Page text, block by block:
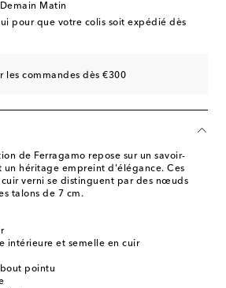
Matin
pour que votre colis soit expédié dès
les commandes dès €300
de Ferragamo repose sur un savoir-
un héritage empreint d'élégance. Ces
verni se distinguent par des nœuds
talons de 7 cm.
intérieure et semelle en cuir
pointu